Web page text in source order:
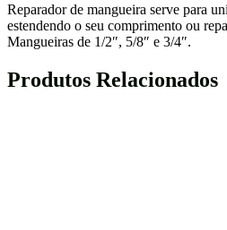
Reparador de mangueira serve para
estendendo o seu comprimento ou
Mangueiras de 1/2″, 5/8″ e 3/4″.
Produtos Relacionados